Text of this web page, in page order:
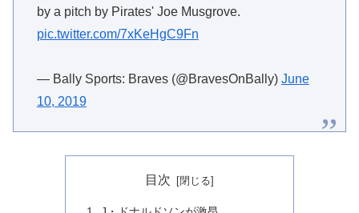
by a pitch by Pirates' Joe Musgrove.
pic.twitter.com/7xKeHgC9Fn
— Bally Sports: Braves (@BravesOnBally) June
10, 2019
目次